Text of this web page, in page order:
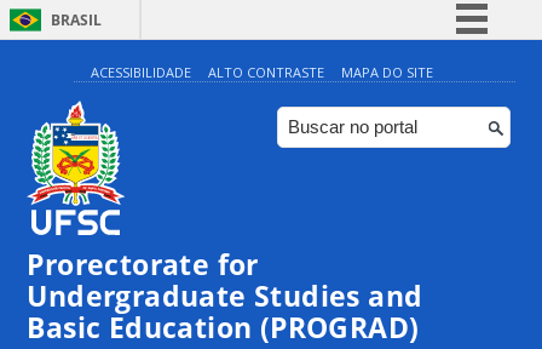
BRASIL
Simplifique!
Comunica BR
Participe
ACESSIBILIDADE ALTO CONTRASTE MAPA DO SITE
Prorectorate for
Undergraduate Studies and
Basic Education (PROGRAD)